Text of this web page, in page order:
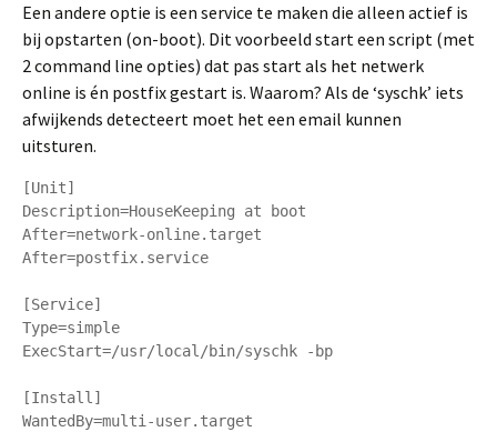
Een andere optie is een service te maken die alleen actief is
bij opstarten (on-boot). Dit voorbeeld start een script (met
2 command line opties) dat pas start als het netwerk
online is én postfix gestart is. Waarom? Als de ‘syschk’ iets
afwijkends detecteert moet het een email kunnen
uitsturen.
[Unit]
Description=HouseKeeping at boot
After=network-online.target
After=postfix.service
[Service]
Type=simple
ExecStart=/usr/local/bin/syschk -bp
[Install]